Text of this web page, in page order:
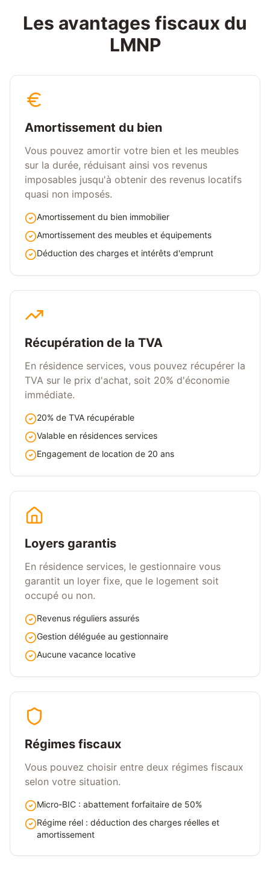
Les avantages fiscaux du
LMNP
Amortissement du bien
Vous pouvez amortir votre bien et les meubles
sur la durée, réduisant ainsi vos revenus
imposables jusqu'à obtenir des revenus locatifs
quasi non imposés.
Amortissement du bien immobilier
Amortissement des meubles et équipements
Déduction des charges et intérêts d'emprunt
Récupération de la TVA
En résidence services, vous pouvez récupérer la
TVA sur le prix d'achat, soit 20% d'économie
immédiate.
20% de TVA récupérable
Valable en résidences services
Engagement de location de 20 ans
Loyers garantis
En résidence services, le gestionnaire vous
garantit un loyer fixe, que le logement soit
occupé ou non.
Revenus réguliers assurés
Gestion déléguée au gestionnaire
Aucune vacance locative
Régimes fiscaux
Vous pouvez choisir entre deux régimes fiscaux
selon votre situation.
Micro-BIC : abattement forfaitaire de 50%
Régime réel : déduction des charges réelles et
amortissement